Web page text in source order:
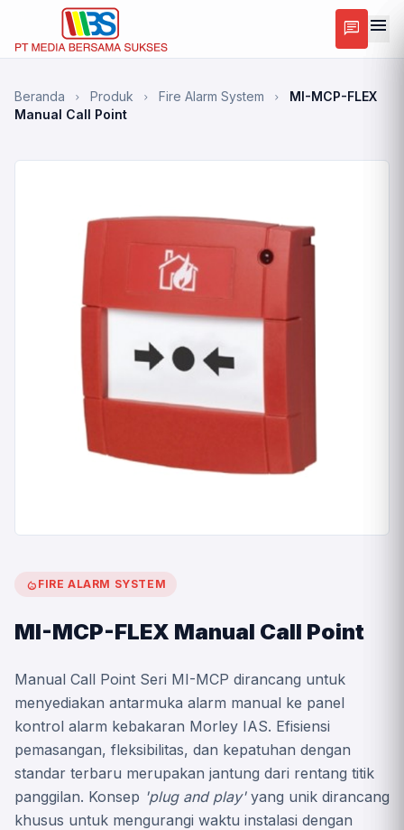
chat menu
Beranda chevron_right Produk chevron_right Fire Alarm System chevron_right
MI-MCP-FLEX
Manual Call Point
local_fire_department FIRE ALARM SYSTEM
MI-MCP-FLEX Manual Call Point
Manual Call Point Seri MI-MCP dirancang untuk
menyediakan antarmuka alarm manual ke panel
kontrol alarm kebakaran Morley IAS. Efisiensi
pemasangan, fleksibilitas, dan kepatuhan dengan
standar terbaru merupakan jantung dari rentang titik
panggilan. Konsep 'plug and play' yang unik dirancang
khusus untuk mengurangi waktu instalasi dengan